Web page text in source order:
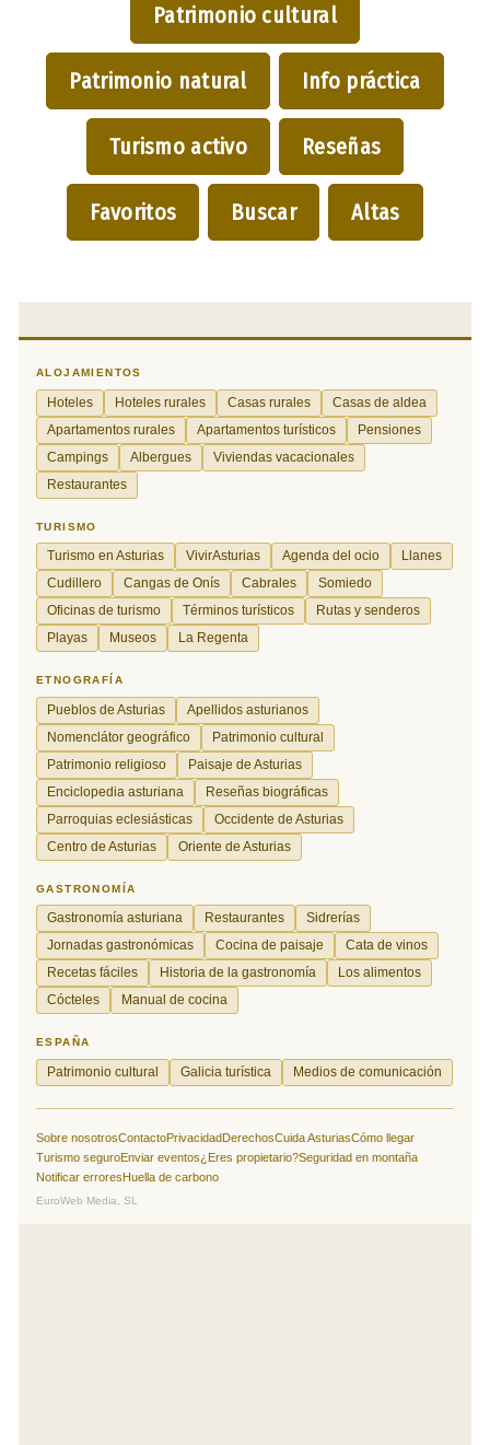
Patrimonio cultural
Patrimonio natural Info práctica
Turismo activo Reseñas
Favoritos Buscar Altas